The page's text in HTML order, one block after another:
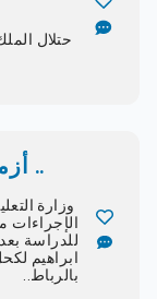
أزمة طلبة الطب بالمغرب ..
وزارة
الإجراءات
للدراسة
ابراهيم
بالرباط..